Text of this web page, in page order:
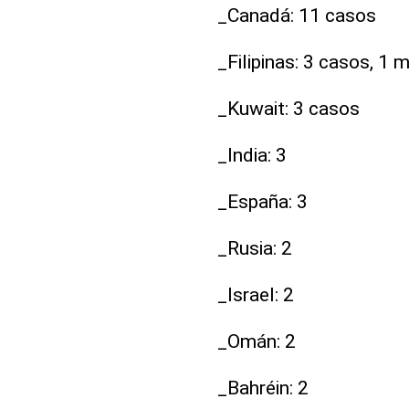
_Canadá: 11 casos
_Filipinas: 3 casos, 1
_Kuwait: 3 casos
_India: 3
_España: 3
_Rusia: 2
_Israel: 2
_Omán: 2
_Bahréin: 2